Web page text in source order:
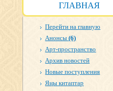
ГЛАВНАЯ
Перейти на главную
Анонсы(6)
Арт-пространство
Архив новостей
Новые поступления
Яңы китаптар